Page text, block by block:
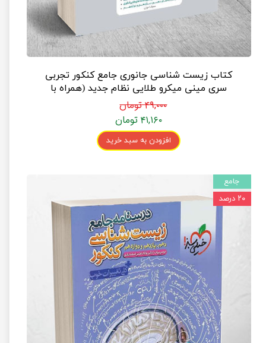
کتاب زیست شناسی جانوری جامع کنکور تجربی
سری مینی میکرو طلایی نظام جدید (همراه با
دستگاه‌های بدن انسان)
۴۹,۰۰۰ تومان
۴۱,۱۶۰ تومان
افزودن به سبد خرید
جامع
۲۰ درصد